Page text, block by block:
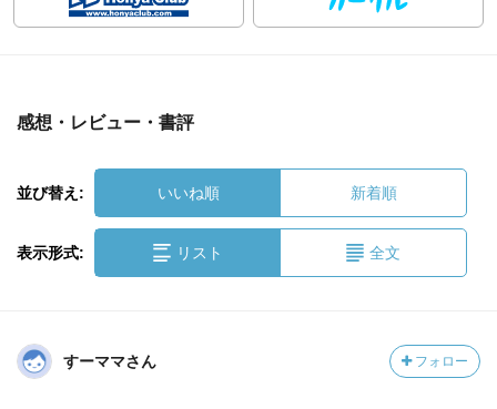
感想・レビュー・書評
並び替え: いいね順 新着順
表示形式: リスト 全文
すーママさん フォロー